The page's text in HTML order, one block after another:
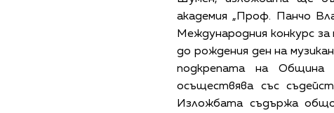
академия „Проф. Панчо
Международния конкурс
до рождения ден на
подкрепата на
осъществява със
Изложбата съдържа